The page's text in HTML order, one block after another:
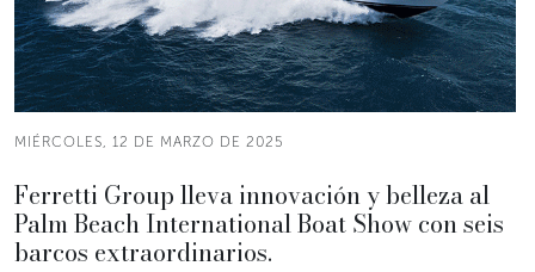
MIÉRCOLES, 12 DE MARZO DE 2025
Ferretti Group lleva innovación y belleza al
Palm Beach International Boat Show con seis
barcos extraordinarios.